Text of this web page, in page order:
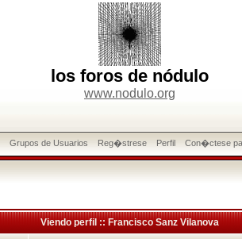
los foros de nódulo
www.nodulo.org
Grupos de Usuarios Reg�strese Perfil Con�ctese
Viendo perfil :: Francisco Sanz Vilanova